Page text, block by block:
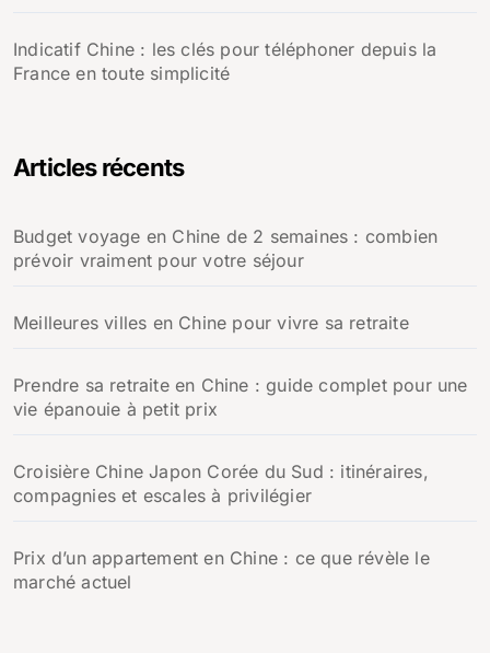
Indicatif Chine : les clés pour téléphoner depuis la
France en toute simplicité
Articles récents
Budget voyage en Chine de 2 semaines : combien
prévoir vraiment pour votre séjour
Meilleures villes en Chine pour vivre sa retraite
Prendre sa retraite en Chine : guide complet pour une
vie épanouie à petit prix
Croisière Chine Japon Corée du Sud : itinéraires,
compagnies et escales à privilégier
Prix d’un appartement en Chine : ce que révèle le
marché actuel